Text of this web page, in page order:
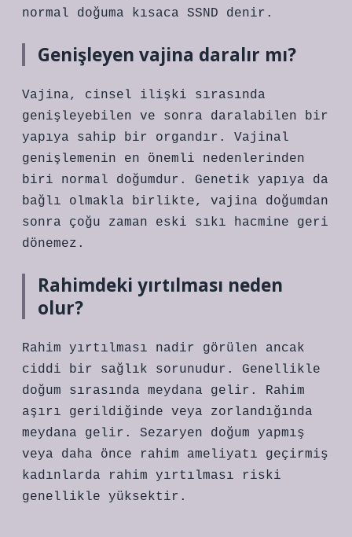
normal doğuma kısaca SSND denir.
Genişleyen vajina daralır mı?
Vajina, cinsel ilişki sırasında
genişleyebilen ve sonra daralabilen bir
yapıya sahip bir organdır. Vajinal
genişlemenin en önemli nedenlerinden
biri normal doğumdur. Genetik yapıya da
bağlı olmakla birlikte, vajina doğumdan
sonra çoğu zaman eski sıkı hacmine geri
dönemez.
Rahimdeki yırtılması neden
olur?
Rahim yırtılması nadir görülen ancak
ciddi bir sağlık sorunudur. Genellikle
doğum sırasında meydana gelir. Rahim
aşırı gerildiğinde veya zorlandığında
meydana gelir. Sezaryen doğum yapmış
veya daha önce rahim ameliyatı geçirmiş
kadınlarda rahim yırtılması riski
genellikle yüksektir.